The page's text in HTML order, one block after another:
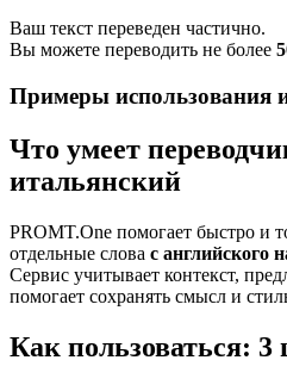
Ваш текст переведен частично.
Вы можете переводить не более
Примеры использования
Что умеет
итальянский
PROMT.One помогает быстро и
отдельные слова с английского
Сервис учитывает контекст,
помогает сохранять смысл и
Как пользоваться: 3